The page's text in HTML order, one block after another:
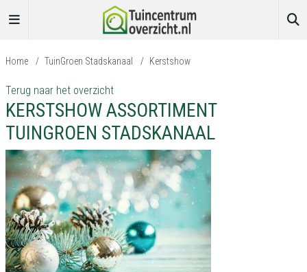
Home / TuinGroen Stadskanaal / Kerstshow
Terug naar het overzicht
KERSTSHOW ASSORTIMENT
TUINGROEN STADSKANAAL